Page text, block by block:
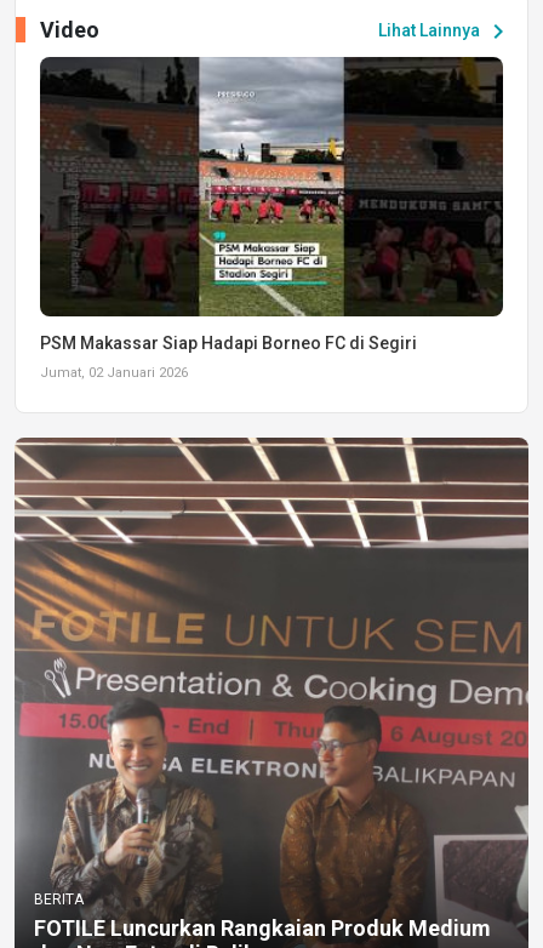
Lihat Lainnya chevron_right
Video
PSM Makassar Siap Hadapi Borneo FC di Segiri
Jumat, 02 Januari 2026
BERITA
FOTILE Luncurkan Rangkaian Produk Medium